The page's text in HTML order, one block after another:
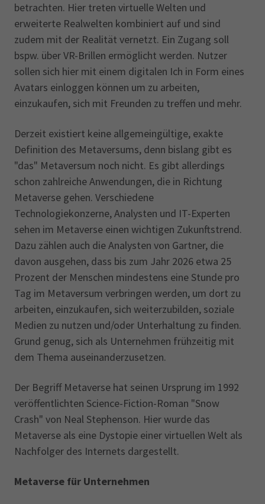
betrachten. Hier treten virtuelle Welten und
erweiterte Realwelten kombiniert auf und sind
zudem mit der Realität vernetzt. Ein Zugang soll
bspw. über VR-Brillen ermöglicht werden. Nutzer
sollen sich hier mit einem digitalen Ich in Form eines
Avatars einloggen können um zu arbeiten,
einzukaufen, sich mit Freunden zu treffen und mehr.
Derzeit existiert keine allgemeingültige, exakte
Definition des Metaversums, denn bislang gibt es
"das" Metaversum noch nicht. Es gibt allerdings
schon zahlreiche Anwendungen, die in Richtung
Metaverse gehen. Verschiedene
Technologiekonzerne, Analysten und IT-Experten
sehen im Metaverse einen wichtigen Zukunftstrend.
Dazu zählen auch die Analysten von Gartner, die
davon ausgehen, dass bis zum Jahr 2026 etwa 25
Prozent der Menschen mindestens eine Stunde pro
Tag im Metaversum verbringen werden, um dort zu
arbeiten, einzukaufen, sich weiterzubilden, soziale
Medien zu nutzen und/oder Unterhaltung zu finden.
Grund genug, sich als Unternehmen frühzeitig mit
dem Thema auseinanderzusetzen.
Der Begriff Metaverse hat seinen Ursprung im 1992
veröffentlichten Science-Fiction-Roman "Snow
Crash" von Neal Stephenson. Hier wurde das
Metaverse als eine Dystopie einer virtuellen Welt als
Nachfolger des Internets dargestellt.
Metaverse für Unternehmen